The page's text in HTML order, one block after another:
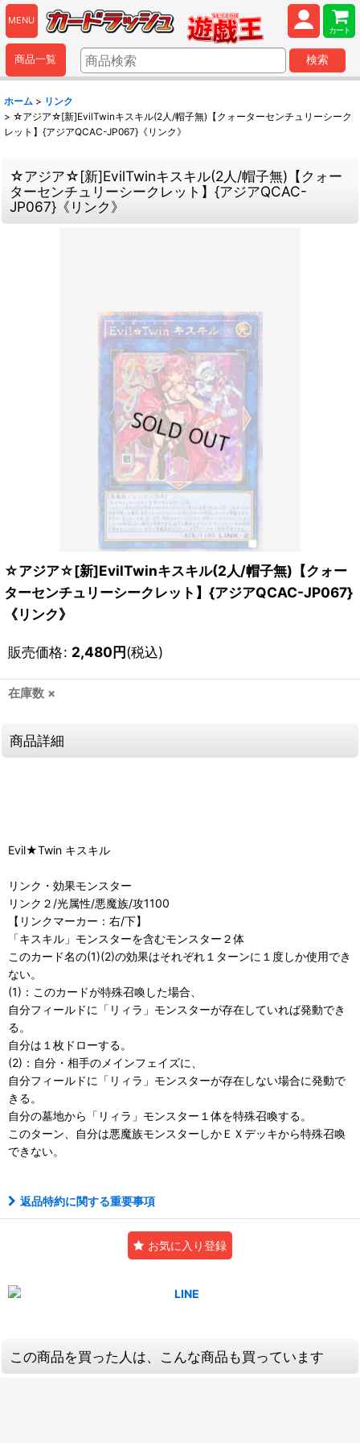
MENU
カート
商品一覧 検索
ホーム > リンク
> ☆アジア☆[新]EvilTwinキスキル(2人/帽子無)【クォーターセンチュリーシーク
レット】{アジアQCAC-JP067}《リンク》
☆アジア☆[新]EvilTwinキスキル(2人/帽子無)【クォー
ターセンチュリーシークレット】{アジアQCAC-
JP067}《リンク》
☆アジア☆[新]EvilTwinキスキル(2人/帽子無)【クォー
ターセンチュリーシークレット】{アジアQCAC-JP067}
《リンク》
販売価格: 2,480円(税込)
在庫数 ×
商品詳細
Evil★Twin キスキル
リンク・効果モンスター
リンク２/光属性/悪魔族/攻1100
【リンクマーカー：右/下】
「キスキル」モンスターを含むモンスター２体
このカード名の(1)(2)の効果はそれぞれ１ターンに１度しか使用でき
ない。
(1)：このカードが特殊召喚した場合、
自分フィールドに「リィラ」モンスターが存在していれば発動でき
る。
自分は１枚ドローする。
(2)：自分・相手のメインフェイズに、
自分フィールドに「リィラ」モンスターが存在しない場合に発動で
きる。
自分の墓地から「リィラ」モンスター１体を特殊召喚する。
このターン、自分は悪魔族モンスターしかＥＸデッキから特殊召喚
できない。
返品特約に関する重要事項
お気に入り登録
この商品を買った人は、こんな商品も買っています